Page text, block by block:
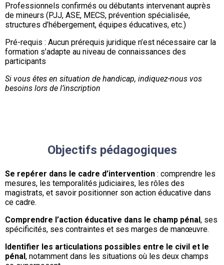
Professionnels confirmés ou débutants intervenant auprès
de mineurs (PJJ, ASE, MECS, prévention spécialisée,
structures d’hébergement, équipes éducatives, etc.)
Pré-requis : Aucun prérequis juridique n’est nécessaire car la
formation s’adapte au niveau de connaissances des
participants
Si vous êtes en situation de handicap, indiquez-nous vos
besoins lors de l’inscription
Objectifs pédagogiques
Se repérer dans le cadre d’intervention : comprendre les
mesures, les temporalités judiciaires, les rôles des
magistrats, et savoir positionner son action éducative dans
ce cadre.
Comprendre l’action éducative dans le champ pénal, ses
spécificités, ses contraintes et ses marges de manœuvre.
Identifier les articulations possibles entre le civil et le
pénal, notamment dans les situations où les deux champs